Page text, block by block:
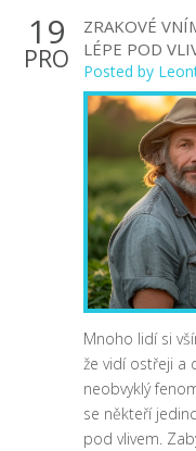
19
PRO
ZRAKOVÉ
LÉPE POD
Posted by
Mnoho lidí si
že vidí ostřeji a
neobvyklý
se někteří
pod vlivem.